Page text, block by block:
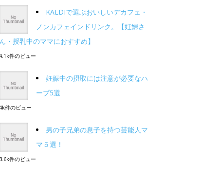
KALDIで選ぶおいしいデカフェ・
ノンカフェインドリンク。【妊婦さ
ん・授乳中のママにおすすめ】
件のビュー
妊娠中の摂取には注意が必要なハ
ーブ5選
件のビュー
男の子兄弟の息子を持つ芸能人マ
マ５選！
3.6k件のビュー